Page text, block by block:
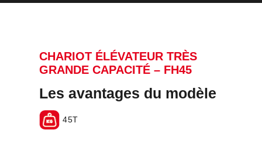
CHARIOT ÉLÉVATEUR TRÈS
GRANDE CAPACITÉ – FH45
Les avantages du modèle
45T